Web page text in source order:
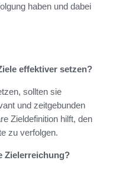
haben und dabei
effektiver setzen?
sollten sie
und zeitgebunden
Zieldefinition hilft, den
zu verfolgen.
Zielerreichung?